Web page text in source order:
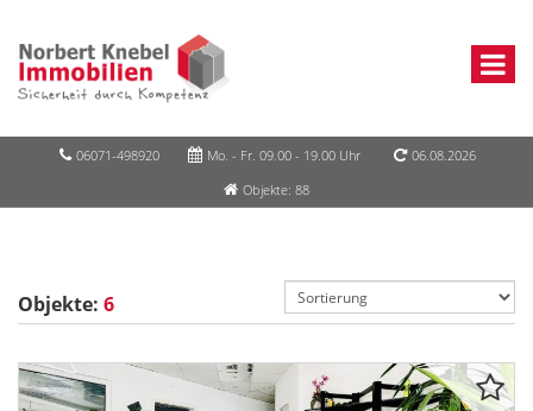
06071-498920 Mo. - Fr. 09.00 - 19.00 Uhr
06.08.2026
Objekte: 88
Objekte: 6